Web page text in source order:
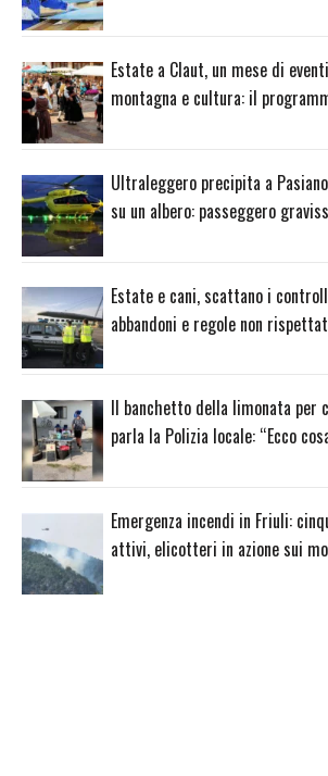
Estate a Claut, un mese di
montagna e cultura: il
Ultraleggero precipita a
su un albero: passeggero
Estate e cani, scattano i
abbandoni e regole non
Il banchetto della limonata per
parla la Polizia locale: “Ecco
Emergenza incendi in Friuli:
attivi, elicotteri in azione sui